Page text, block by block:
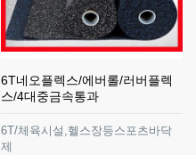
6T네오플렉스/에버롤/러버플렉
스/4대중금속통과
6T/체육시설,헬스장등스포츠바닥
제